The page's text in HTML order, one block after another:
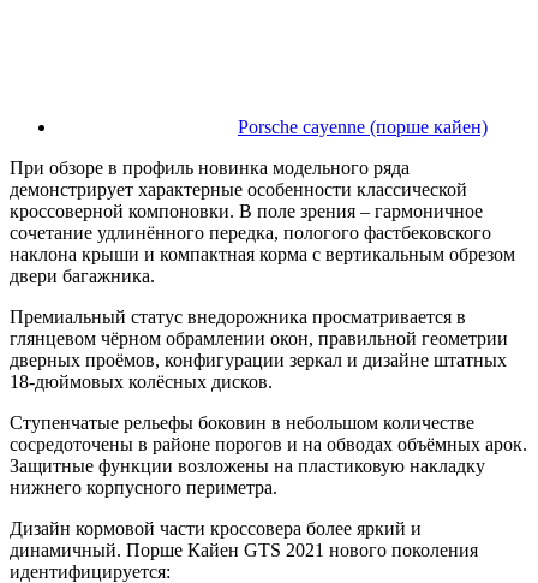
Porsche cayenne (порше кайен)
При обзоре в профиль новинка модельного ряда
демонстрирует характерные особенности классической
кроссоверной компоновки. В поле зрения – гармоничное
сочетание удлинённого передка, пологого фастбековского
наклона крыши и компактная корма с вертикальным обрезом
двери багажника.
Премиальный статус внедорожника просматривается в
глянцевом чёрном обрамлении окон, правильной геометрии
дверных проёмов, конфигурации зеркал и дизайне штатных
18-дюймовых колёсных дисков.
Ступенчатые рельефы боковин в небольшом количестве
сосредоточены в районе порогов и на обводах объёмных арок.
Защитные функции возложены на пластиковую накладку
нижнего корпусного периметра.
Дизайн кормовой части кроссовера более яркий и
динамичный. Порше Кайен GTS 2021 нового поколения
идентифицируется: